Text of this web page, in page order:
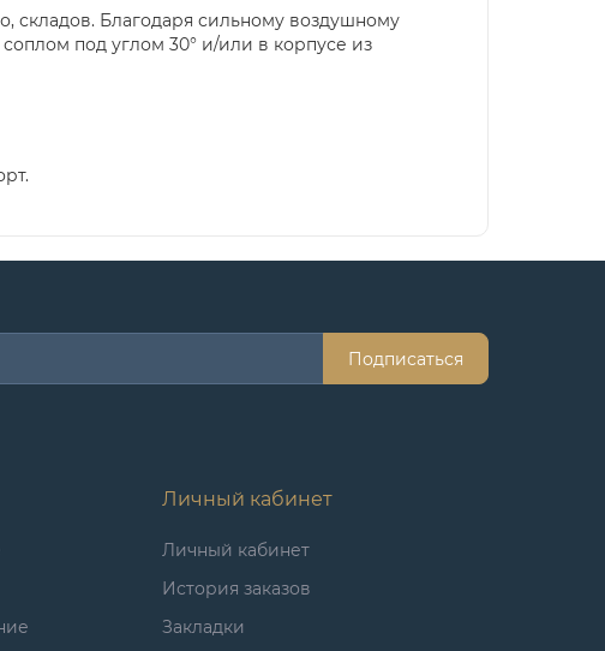
складов. Благодаря сильному воздушному
под углом 30° и/или в корпусе из
Подписаться
Личный кабинет
Личный кабинет
История заказов
Закладки